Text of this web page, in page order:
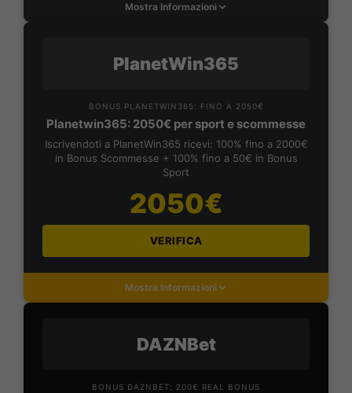
Mostra Informazioni
PlanetWin365
BONUS PLANETWIN365: FINO A 2050€
Planetwin365: 2050€ per sport e scommesse
Iscrivendoti a PlanetWin365 ricevi: 100% fino a 2000€
in Bonus Scommesse + 100% fino a 50€ in Bonus
Sport
2050€
VERIFICA
Mostra Informazioni
DAZNBet
BONUS DAZNBET: 200€ REAL BONUS